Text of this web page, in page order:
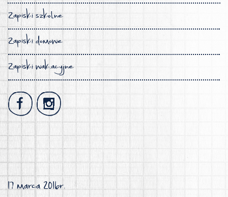
Zapiski szkolne
Zapiski domowe
Zapiski wakacyjne
17 marca 2016r.